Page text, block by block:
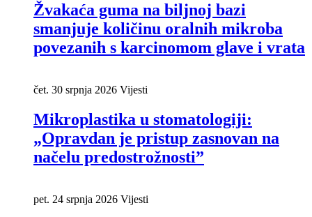
Žvakaća guma na biljnoj bazi
smanjuje količinu oralnih mikroba
povezanih s karcinomom glave i vrata
čet. 30 srpnja 2026 Vijesti
Mikroplastika u stomatologiji:
„Opravdan je pristup zasnovan na
načelu predostrožnosti”
pet. 24 srpnja 2026 Vijesti